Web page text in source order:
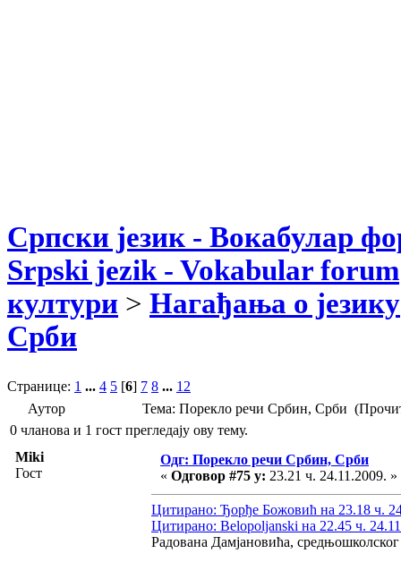
Српски језик - Вокабулар
Srpski jezik - Vokabular forum
култури > Нагађања о језику
Срби
Странице: 1 ... 4 5 [6] 7 8 ... 12
Аутор
Тема: Порекло речи Србин, Срби
0 чланова и 1 гост прегледају ову тему.
Miki
Гост
Одг: Порекло речи Србин, Срби
« Одговор #75 у: 23.21 ч. 24.11.2009. »
Цитирано: Ђорђе Божовић на 23.18 ч.
Цитирано: Belopoljanski на 22.45 ч.
Радована Дамјановића, средњошколског